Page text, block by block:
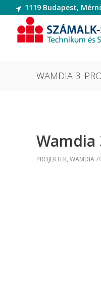
1119 Budapest,
Informatikai
WAMDIA 3.
PROJEKTEK, WAMDIA